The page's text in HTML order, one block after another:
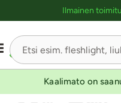
Ilmainen
Kaalimato on